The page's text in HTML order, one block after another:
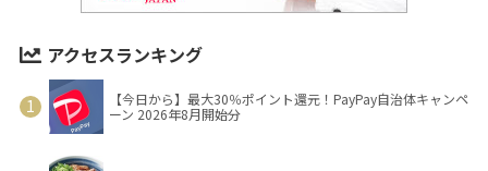
アクセスランキング
【今日から】最大30％ポイント還元！PayPay自治体キャンペ
ーン 2026年8月開始分